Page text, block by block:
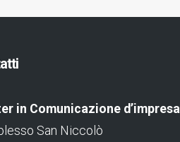
in Comunicazione d’impresa
San Niccolò